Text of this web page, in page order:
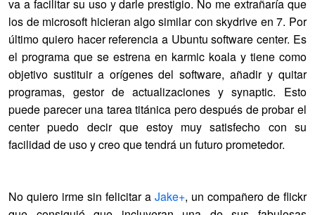
va a facilitar su uso y darle prestigio. No me extrañaría que
los de microsoft hicieran algo similar con skydrive en 7. Por
último quiero hacer referencia a Ubuntu software center. Es
el programa que se estrena en karmic koala y tiene como
objetivo sustituir a orígenes del software, añadir y quitar
programas, gestor de actualizaciones y synaptic. Esto
puede parecer una tarea titánica pero después de probar el
center puedo decir que estoy muy satisfecho con su
facilidad de uso y creo que tendrá un futuro prometedor.
No quiero irme sin felicitar a Jake+, un compañero de flickr